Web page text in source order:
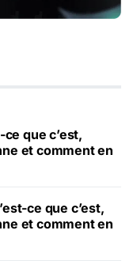
ce que c’est,
et comment en
ce que c’est,
et comment en